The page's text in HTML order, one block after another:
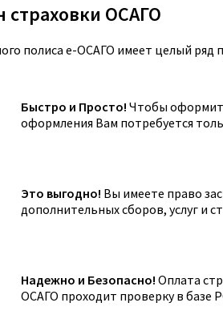
ОСАГО
полиса е-ОСАГО имеет целый
Быстро и Просто! Чтобы
оформления Вам потребуется
Это выгодно! Вы имеете право
дополнительных сборов, услуг и
Надежно и Безопасно! Оплата
ОСАГО проходит проверку в базе